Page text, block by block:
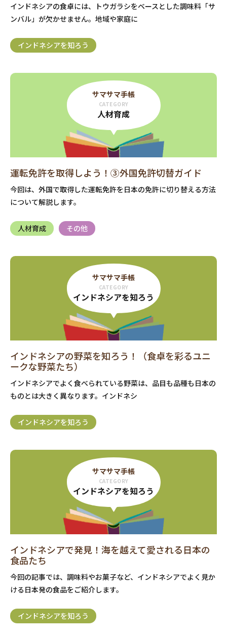
インドネシアの食卓には、トウガラシをベースとした調味料「サ
ンバル」が欠かせません。地域や家庭に
インドネシアを知ろう
サマサマ手帳
CATEGORY
人材育成
運転免許を取得しよう！③外国免許切替ガイド
今回は、外国で取得した運転免許を日本の免許に切り替える方法
について解説します。
人材育成 その他
サマサマ手帳
CATEGORY
インドネシアを知ろう
インドネシアの野菜を知ろう！（食卓を彩るユニ
ークな野菜たち）
インドネシアでよく食べられている野菜は、品目も品種も日本の
ものとは大きく異なります。インドネシ
インドネシアを知ろう
サマサマ手帳
CATEGORY
インドネシアを知ろう
インドネシアで発見！海を越えて愛される日本の
食品たち
今回の記事では、調味料やお菓子など、インドネシアでよく見か
ける日本発の食品をご紹介します。
インドネシアを知ろう